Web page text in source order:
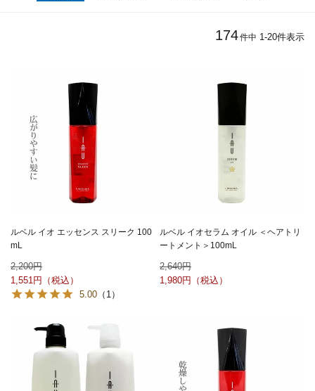
174件中 1-20件表示
ルベル イオ エッセンス スリーク 100
mL
2,200
1,551
5.00 （1）
ルベル イオセラム オイル ＜ヘアトリ
ートメント＞100mL
2,640
1,980